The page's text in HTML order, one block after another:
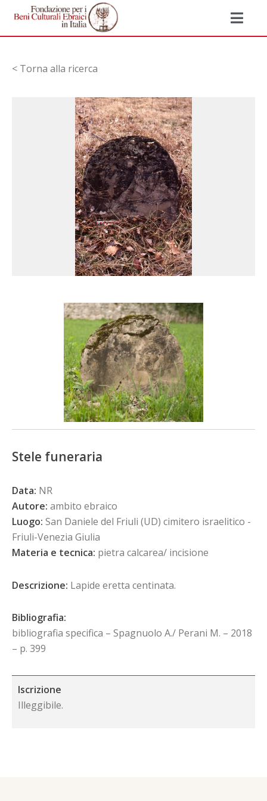
< Torna alla ricerca
Stele funeraria
Data: NR
Autore: ambito ebraico
Luogo: San Daniele del Friuli (UD) cimitero israelitico -
Friuli-Venezia Giulia
Materia e tecnica: pietra calcarea/ incisione
Descrizione: Lapide eretta centinata.
Bibliografia:
bibliografia specifica – Spagnuolo A./ Perani M. – 2018
– p. 399
Iscrizione
Illeggibile.